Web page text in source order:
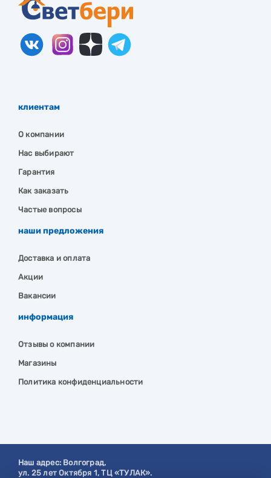
клиентам
О компании
Нас выбирают
Гарантия
Как заказать
Частые вопросы
наши предложения
Доставка и оплата
Акции
Вакансии
информация
Отзывы о компании
Магазины
Политика конфиденциальности
Наш адрес: Волгоград,
ул. 25 лет Октября 1, ТЦ «ТУЛАК».